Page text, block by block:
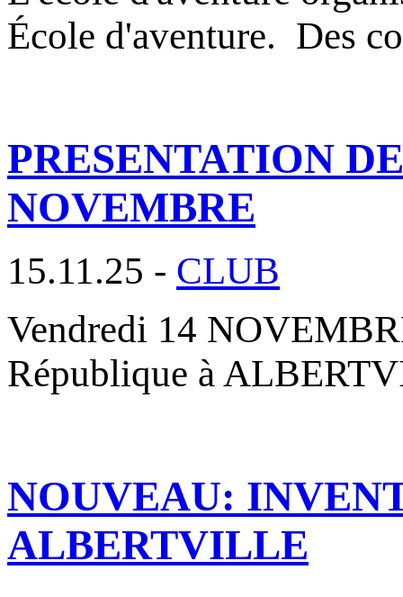
École d'aventure. Des
PRESENTATION
NOVEMBRE
15.11.25 - CLUB
Vendredi 14
République à
NOUVEAU:
ALBERTVILLE